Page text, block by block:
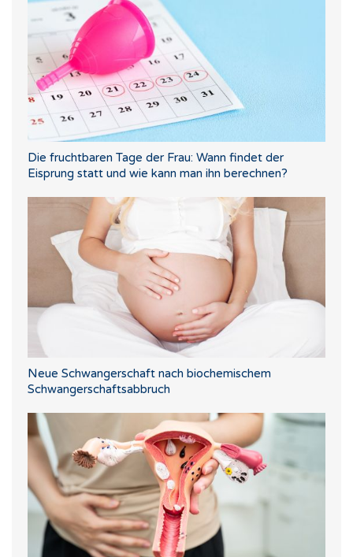
Die fruchtbaren Tage der Frau: Wann findet der
Eisprung statt und wie kann man ihn berechnen?
Neue Schwangerschaft nach biochemischem
Schwangerschaftsabbruch